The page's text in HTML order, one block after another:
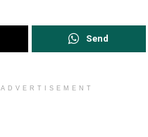
Send
ADVERTISEMENT